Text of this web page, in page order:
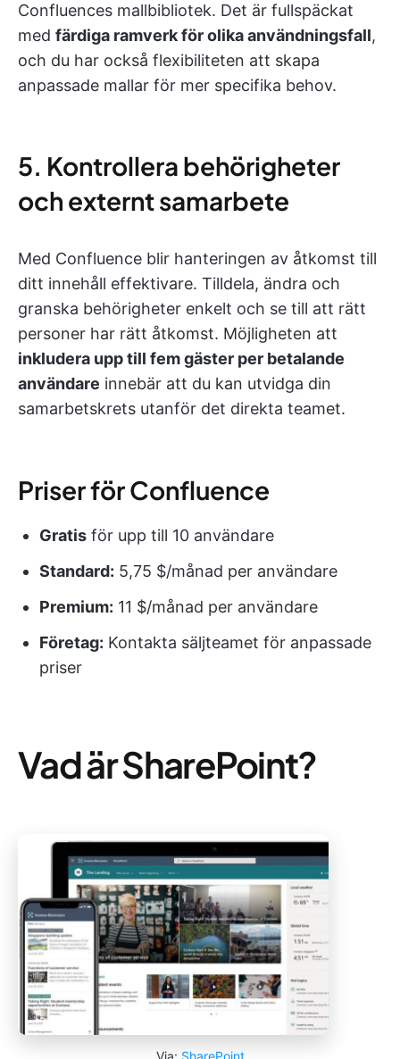
Confluences mallbibliotek. Det är fullspäckat
med färdiga ramverk för olika användningsfall,
och du har också flexibiliteten att skapa
anpassade mallar för mer specifika behov.
5. Kontrollera behörigheter
och externt samarbete
Med Confluence blir hanteringen av åtkomst till
ditt innehåll effektivare. Tilldela, ändra och
granska behörigheter enkelt och se till att rätt
personer har rätt åtkomst. Möjligheten att
inkludera upp till fem gäster per betalande
användare innebär att du kan utvidga din
samarbetskrets utanför det direkta teamet.
Priser för Confluence
Gratis för upp till 10 användare
Standard: 5,75 $/månad per användare
Premium: 11 $/månad per användare
Företag: Kontakta säljteamet för anpassade
priser
Vad är SharePoint?
Via: SharePoint